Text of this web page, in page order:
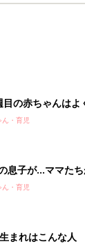
目の赤ちゃんはよ
？【専門家】
ん・育児
息子が...ママた
ん・育児
まれはこんな人